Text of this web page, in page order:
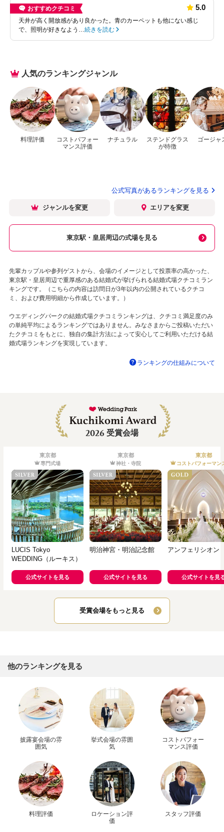
おすすめクチコミ 5.0
天井が高く開放感があり良かった。青のカーペットも他にない感じ
で、照明が好きなよう…続きを読む
人気のランキングジャンル
料理評価
コストパフォー
マンス評価
ナチュラル
ステンドグラス
が特徴
ゴージャ
公式写真があるランキングを見る
ジャンルを変更 エリアを変更
東京駅・皇居周辺の式場を見る
先輩カップルや参列ゲストから、会場のイメージとして投票率の高かった、
東京駅・皇居周辺で重厚感のある結婚式が挙げられる結婚式場クチコミラン
キングです。（こちらの内容は訪問日が3年以内の公開されているクチコ
ミ、および費用明細から作成しています。）
ウエディングパークの結婚式場クチコミランキングは、クチコミ満足度のみ
の単純平均によるランキングではありません。みなさまからご投稿いただい
たクチコミをもとに、独自の集計方法によって安心してご利用いただける結
婚式場ランキングを実現しています。
ランキングの仕組みについて
2026 受賞会場
東京都
専門式場
LUCIS Tokyo
WEDDING（ルーキス）
公式サイトを見る
東京都
神社・寺院
明治神宮・明治記念館
公式サイトを見る
東京都
コストパフォーマン
アンフェリシオン
公式サイトを見
受賞会場をもっと見る
他のランキングを見る
披露宴会場の雰
囲気
挙式会場の雰囲
気
コストパフォー
マンス評価
料理評価
ロケーション評
価
スタッフ評価